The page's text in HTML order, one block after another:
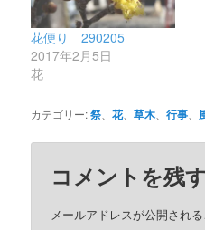
花便り 290205
2017年2月5日
花
カテゴリー:祭、花、草木、行事、
コメントを残
メールアドレスが公開される